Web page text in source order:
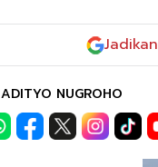
Jadikan
ADITYO NUGROHO